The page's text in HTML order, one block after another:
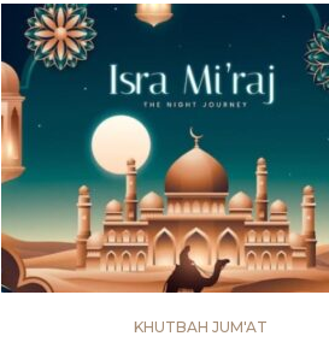
KHUTBAH JUM'AT